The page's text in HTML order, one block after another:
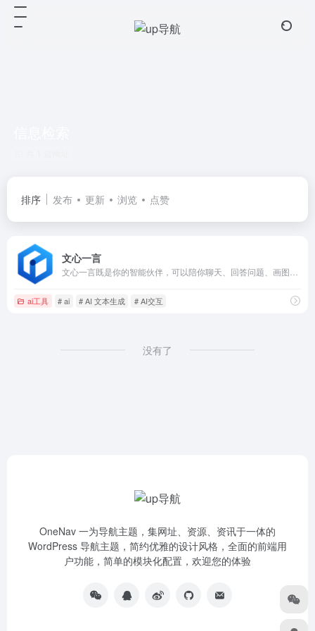
排序 发布 更新 浏览 点赞
文心一言
ai工具 # ai # AI 文本生成 # AI交互
没有了
OneNav 一为导航主题，集网址、资源、资讯于一体的
WordPress 导航主题，简约优雅的设计风格，全面的前端用
户功能，简单的模块化配置，欢迎您的体验